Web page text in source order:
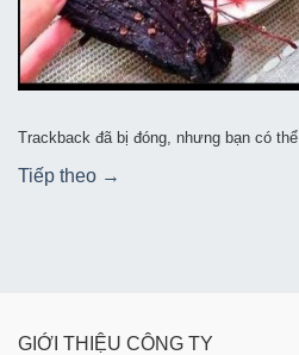
Trackback đã bị đóng, nhưng bạn có thể
Tiếp theo →
GIỚI THIỆU CÔNG TY